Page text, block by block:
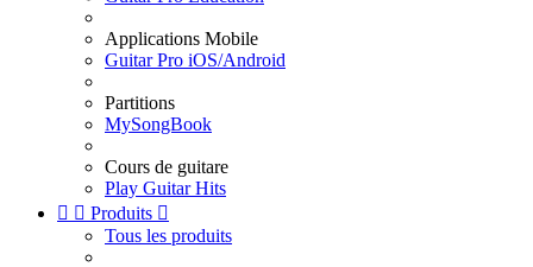
Applications Mobile
Guitar Pro iOS/Android
Partitions
MySongBook
Cours de guitare
Play Guitar Hits
  Produits 
Tous les produits